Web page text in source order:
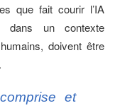
que fait courir l’IA
dans un contexte
doivent être
et